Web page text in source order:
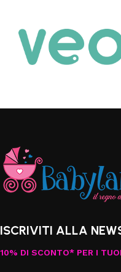
ISCRIVITI ALLA
10% DI SCONTO* PER I